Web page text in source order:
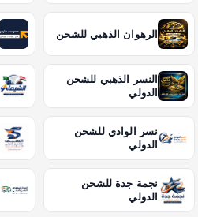
الرهوان الذهبي للشحن
النسر الذهبي للشحن
الدولي
نسر الوادي للشحن
الدولي
نجمة جدة للشحن
الدولي